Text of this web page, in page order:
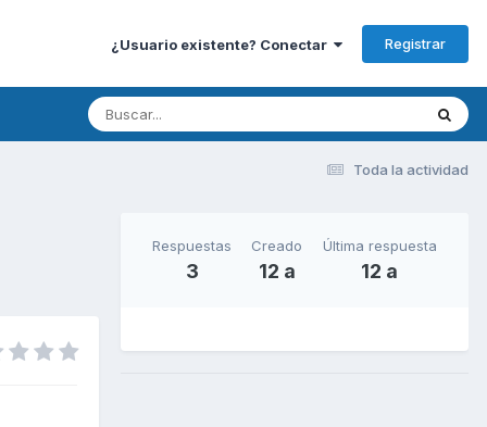
¿Usuario existente? Conectar Registrar
Toda la actividad
Respuestas
3
Creado
12 a
Última respuesta
12 a